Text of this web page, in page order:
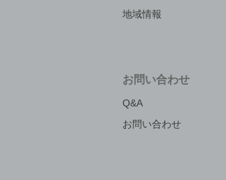
地域情報
お問い合わせ
Q&A
お問い合わせ